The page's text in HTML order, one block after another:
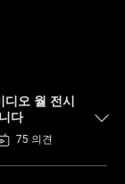
오 월 전시
다
75 의견